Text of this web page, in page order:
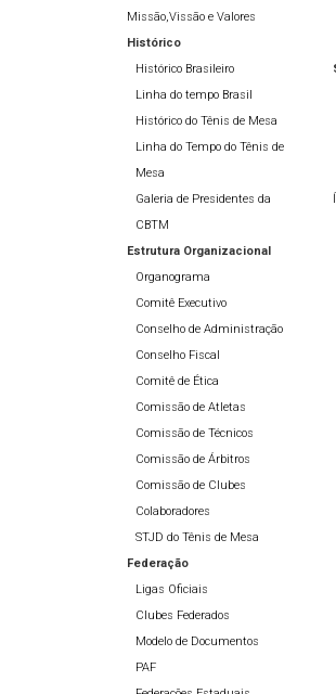
Missão,Vissão e Valores
Histórico
Histórico Brasileiro
Linha do tempo Brasil
Histórico do Tênis de Mesa
Linha do Tempo do Tênis de
Mesa
Galeria de Presidentes da
CBTM
Estrutura Organizacional
Organograma
Comitê Executivo
Conselho de Administração
Conselho Fiscal
Comitê de Ética
Comissão de Atletas
Comissão de Técnicos
Comissão de Árbitros
Comissão de Clubes
Colaboradores
STJD do Tênis de Mesa
Federação
Ligas Oficiais
Clubes Federados
Modelo de Documentos
PAF